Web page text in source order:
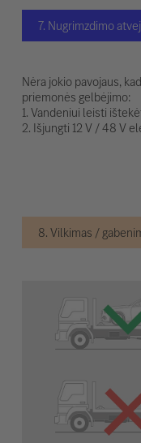
7. Nugrimzdimo
Nėra jokio pavojaus,
priemonės gelbėjimo:
1. Vandeniui leisti
2. Išjungti 12 V / 48 V
8. Vilkimas /